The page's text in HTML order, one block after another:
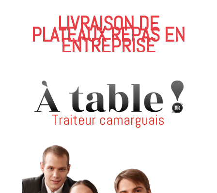
LIVRAISON DE
PLATEAUX REPAS EN
ENTREPRISE
Traiteur camarguais